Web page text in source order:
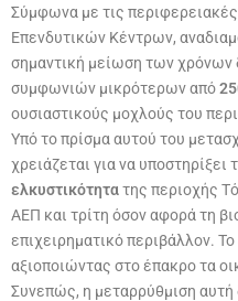
Σύμφωνα με τις περιφερειακές
Επενδυτικών Κέντρων,
σημαντική μείωση των χρόνων
συμφωνιών μικρότερων από
ουσιαστικούς μοχλούς του
Υπό το πρίσμα αυτού του
χρειάζεται για να
ελκυστικότητατης περιοχής
ΑΕΠ και τρίτη όσον αφορά τη
επιχειρηματικό περιβάλλον.
αξιοποιώντας στο έπακρο τα
Συνεπώς, η μεταρρύθμιση αυτή